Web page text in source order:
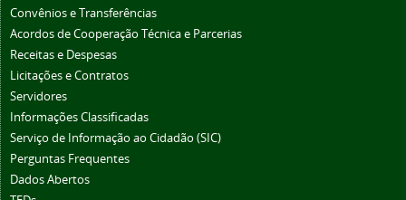
Convênios e Transferências
Acordos de Cooperação Técnica e Parcerias
Receitas e Despesas
Licitações e Contratos
Servidores
Informações Classificadas
Serviço de Informação ao Cidadão (SIC)
Perguntas Frequentes
Dados Abertos